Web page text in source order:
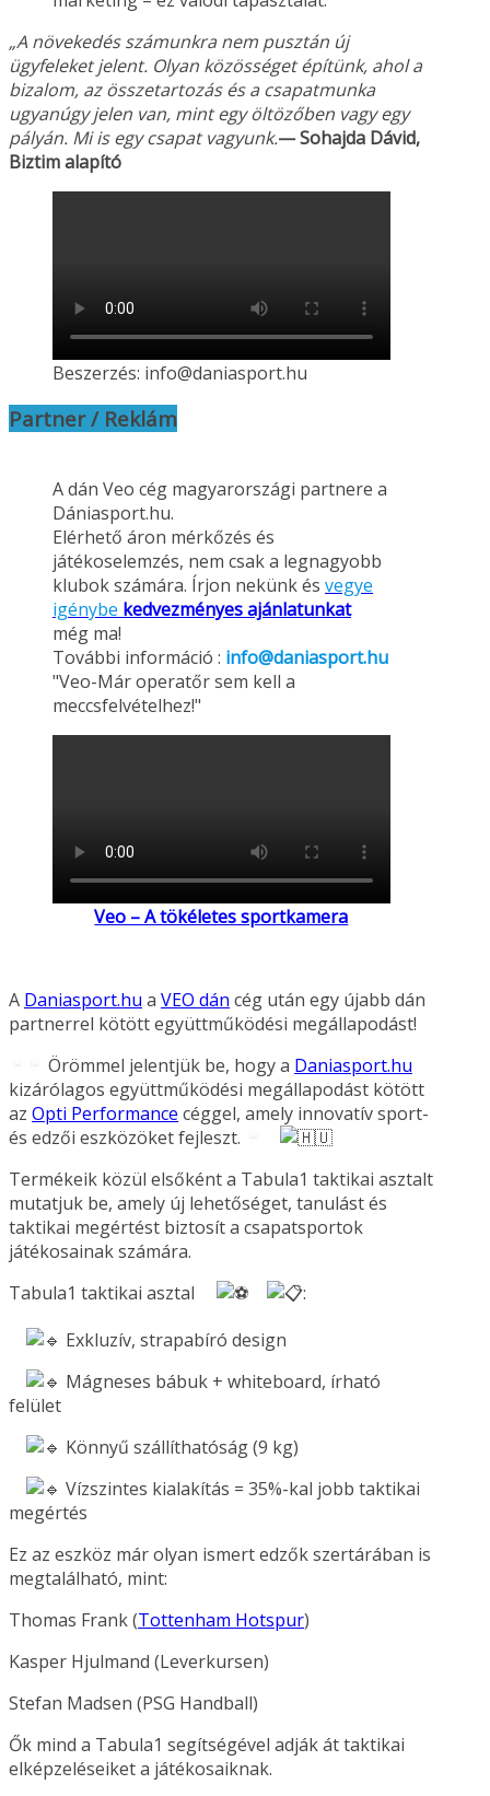
„A növekedés számunkra nem pusztán új
ügyfeleket jelent. Olyan közösséget építünk, ahol a
bizalom, az összetartozás és a csapatmunka
ugyanúgy jelen van, mint egy öltözőben vagy egy
pályán. Mi is egy csapat vagyunk.— Sohajda Dávid,
Biztim alapító
Beszerzés: info@daniasport.hu
Partner / Reklám
A dán Veo cég magyarországi partnere a
Dániasport.hu.
Elérhető áron mérkőzés és
játékoselemzés, nem csak a legnagyobb
klubok számára. Írjon nekünk és vegye
igénybe kedvezményes ajánlatunkat
még ma!
További információ : info@daniasport.hu
"Veo-Már operatőr sem kell a
meccsfelvételhez!"
Veo – A tökéletes sportkamera
A Daniasport.hu a VEO dán cég után egy újabb dán
partnerrel kötött együttműködési megállapodást!
Örömmel jelentjük be, hogy a Daniasport.hu
kizárólagos együttműködési megállapodást kötött
az Opti Performance céggel, amely innovatív sport-
és edzői eszközöket fejleszt.
Termékeik közül elsőként a Tabula1 taktikai asztalt
mutatjuk be, amely új lehetőséget, tanulást és
taktikai megértést biztosít a csapatsportok
játékosainak számára.
Tabula1 taktikai asztal
:
Exkluzív, strapabíró design
Mágneses bábuk + whiteboard, írható
felület
Könnyű szállíthatóság (9 kg)
Vízszintes kialakítás = 35%-kal jobb taktikai
megértés
Ez az eszköz már olyan ismert edzők szertárában is
megtalálható, mint:
Thomas Frank (Tottenham Hotspur)
Kasper Hjulmand (Leverkursen)
Stefan Madsen (PSG Handball)
Ők mind a Tabula1 segítségével adják át taktikai
elképzeléseiket a játékosaiknak.